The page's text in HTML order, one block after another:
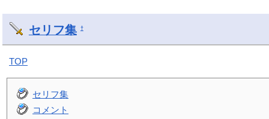
セリフ集 †
TOP
セリフ集
コメント